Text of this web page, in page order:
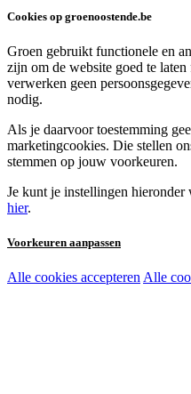
Cookies op groenoostende.be
Groen gebruikt functionele en
zijn om de website goed te
verwerken geen
nodig.
Als je daarvoor toestemming
marketingcookies. Die stellen
stemmen op jouw voorkeuren.
Je kunt je instellingen hieronder
hier.
Voorkeuren aanpassen
Noodzakelijke cookies:
Alle cookies accepteren Alle